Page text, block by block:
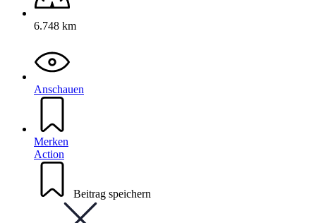
6.748 km
Anschauen
Merken
Action
Beitrag speichern